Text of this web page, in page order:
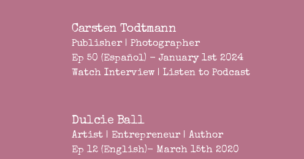
Carsten Todtmann
Publisher | Photographer
Ep 50 (Español) - January 1st 2024
Watch Interview | Listen to Podcast
Dulcie Ball
Artist | Entrepreneur | Author
Ep 12 (English)- March 15th 2020